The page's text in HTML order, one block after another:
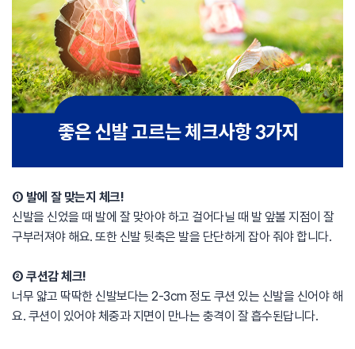
① 발에 잘 맞는지 체크!
신발을 신었을 때 발에 잘 맞아야 하고 걸어다닐 때 발 앞볼 지점이 잘
구부러져야 해요. 또한 신발 뒷축은 발을 단단하게 잡아 줘야 합니다.
② 쿠션감 체크!
너무 얇고 딱딱한 신발보다는 2-3cm 정도 쿠션 있는 신발을 신어야 해
요. 쿠션이 있어야 체중과 지면이 만나는 충격이 잘 흡수된답니다.